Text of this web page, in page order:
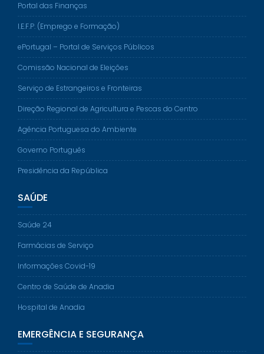
Portal das Finanças
I.E.F.P. (Emprego e Formação)
ePortugal – Portal de Serviços Públicos
Comissão Nacional de Eleições
Serviço de Estrangeiros e Fronteiras
Direção Regional de Agricultura e Pescas do Centro
Agência Portuguesa do Ambiente
Governo Português
Presidência da República
SAÚDE
Saúde 24
Farmácias de Serviço
Informações Covid-19
Centro de Saúde de Anadia
Hospital de Anadia
EMERGÊNCIA E SEGURANÇA